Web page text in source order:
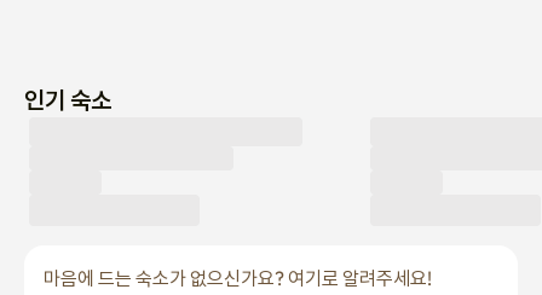
인기 숙소
마음에 드는 숙소가 없으신가요? 여기로 알려주세요!